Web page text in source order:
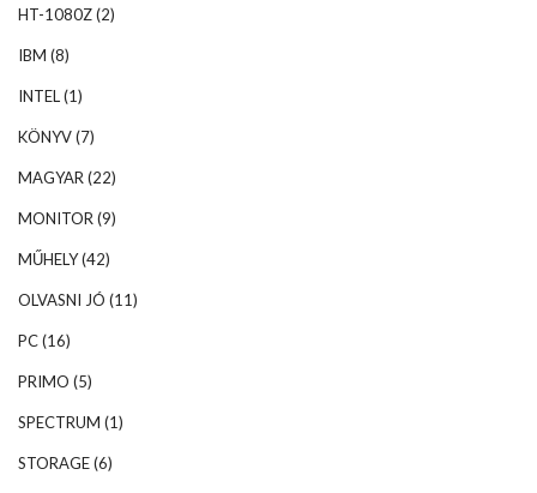
HT-1080Z(2)
IBM (8)
INTEL(1)
KÖNYV(7)
MAGYAR(22)
MONITOR(9)
MŰHELY(42)
OLVASNI JÓ (11)
PC(16)
PRIMO (5)
SPECTRUM (1)
STORAGE(6)